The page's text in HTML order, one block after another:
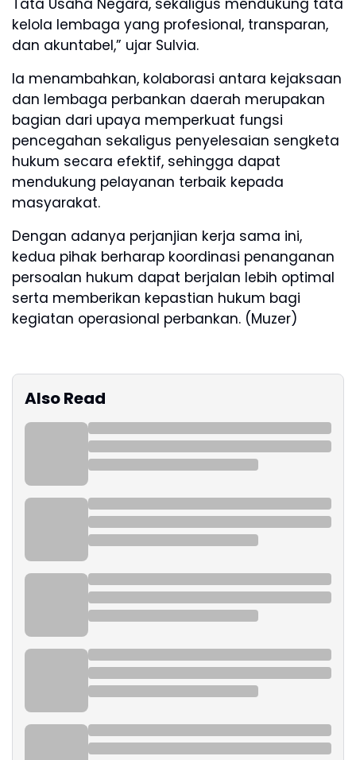
kelola lembaga yang profesional, transparan,
dan akuntabel,” ujar Sulvia.
Ia menambahkan, kolaborasi antara kejaksaan
dan lembaga perbankan daerah merupakan
bagian dari upaya memperkuat fungsi
pencegahan sekaligus penyelesaian sengketa
hukum secara efektif, sehingga dapat
mendukung pelayanan terbaik kepada
masyarakat.
Dengan adanya perjanjian kerja sama ini,
kedua pihak berharap koordinasi penanganan
persoalan hukum dapat berjalan lebih optimal
serta memberikan kepastian hukum bagi
kegiatan operasional perbankan. (Muzer)
Also Read